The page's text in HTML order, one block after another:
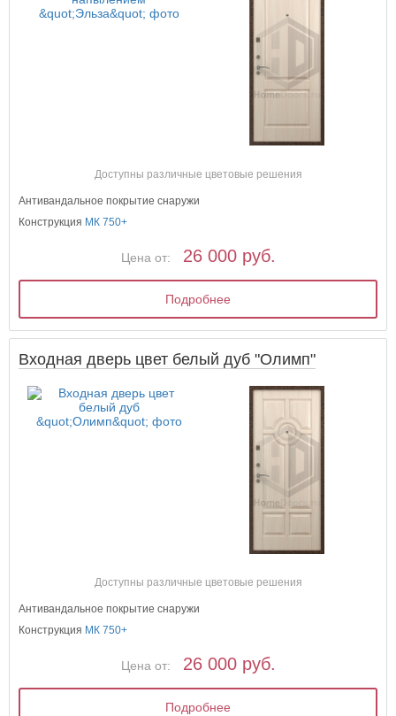
Доступны различные цветовые решения
Антивандальное покрытие снаружи
Конструкция МК 750+
Цена от: 26 000 руб.
Подробнее
Входная дверь цвет белый дуб "Олимп"
Доступны различные цветовые решения
Антивандальное покрытие снаружи
Конструкция МК 750+
Цена от: 26 000 руб.
Подробнее